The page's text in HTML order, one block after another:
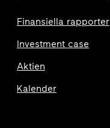
Finansiella rapporter
Investment case
Aktien
Kalender